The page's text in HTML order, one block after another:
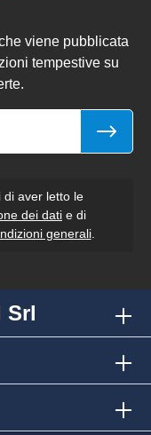
viene pubblicata
tempestive su
di aver letto le
dei dati e di
generali.
Srl